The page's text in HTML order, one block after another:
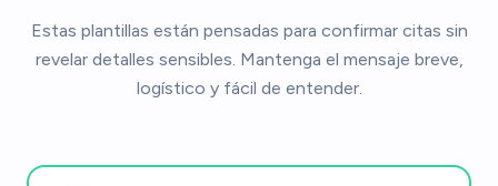
Estas plantillas están pensadas para confirmar citas sin
revelar detalles sensibles. Mantenga el mensaje breve,
logístico y fácil de entender.